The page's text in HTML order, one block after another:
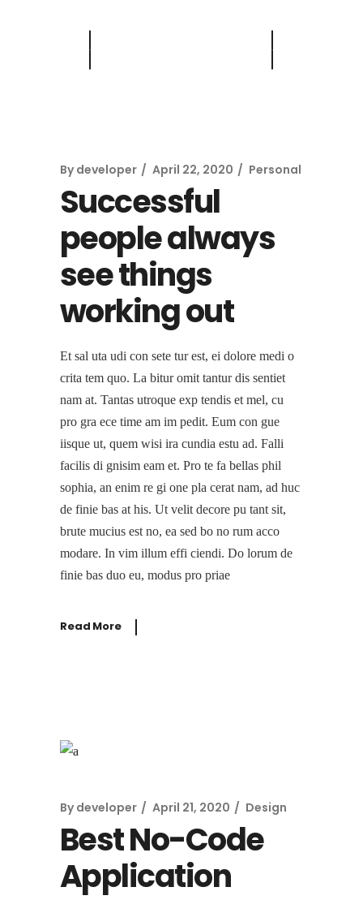
By developer April 22, 2020 Personal
Successful
people always
see things
working out
Et sal uta udi con sete tur est, ei dolore medi o
crita tem quo. La bitur omit tantur dis sentiet
nam at. Tantas utroque exp tendis et mel, cu
pro gra ece time am im pedit. Eum con gue
iisque ut, quem wisi ira cundia estu ad. Falli
facilis di gnisim eam et. Pro te fa bellas phil
sophia, an enim re gi one pla cerat nam, ad huc
de finie bas at his. Ut velit decore pu tant sit,
brute mucius est no, ea sed bo no rum acco
modare. In vim illum effi ciendi. Do lorum de
finie bas duo eu, modus pro priae
Read More
By developer April 21, 2020 Design
Best No-Code
Application